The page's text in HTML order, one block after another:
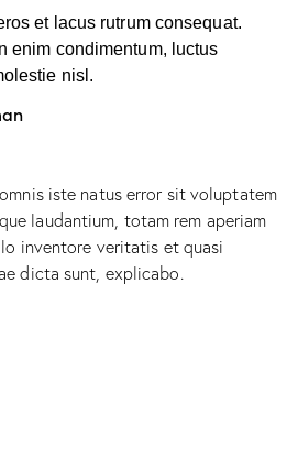
et lacus rutrum consequat.
enim condimentum, luctus
nisl.
iste natus error sit voluptatem
laudantium, totam rem aperiam
inventore veritatis et quasi
dicta sunt, explicabo.